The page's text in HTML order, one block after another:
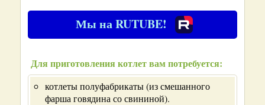
Мы на RUTUBE!
Для приготовления котлет вам потребуется:
котлеты полуфабрикаты (из смешанного
фарша говядина со свининой).